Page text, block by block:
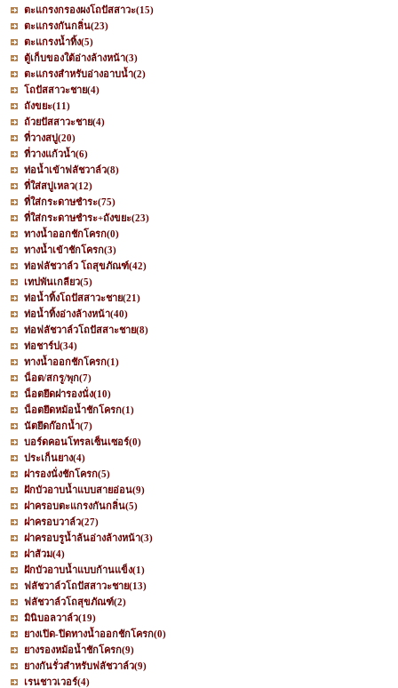
ตะแกรงกรองผงโถปัสสาวะ(15)
ตะแกรงกันกลิ่น(23)
ตะแกรงน้ำทิ้ง(5)
ตู้เก็บของใต้อ่างล้างหน้า(3)
ตะแกรงสำหรับอ่างอาบน้ำ(2)
โถปัสสาวะชาย(4)
ถังขยะ(11)
ถ้วยปัสสาวะชาย(4)
ที่วางสบู่(20)
ที่วางแก้วน้ำ(6)
ท่อน้ำเข้าฟลัชวาล์ว(8)
ที่ใส่สบู่เหลว(12)
ที่ใส่กระดาษชำระ(75)
ที่ใส่กระดาษชำระ+ถังขยะ(23)
ทางน้ำออกชักโครก(0)
ทางน้ำเข้าชักโครก(3)
ท่อฟลัชวาล์ว โถสุขภัณฑ์(42)
เทปพันเกลียว(5)
ท่อน้ำทิ้งโถปัสสาวะชาย(21)
ท่อน้ำทิ้งอ่างล้างหน้า(40)
ท่อฟลัชวาล์วโถปัสสาะชาย(8)
ท่อชาร์ป(34)
ทางน้ำออกชักโครก(1)
น็อต/สกรู/พุก(7)
น็อตยึดฝารองนั่ง(10)
น็อตยึดหม้อน้ำชักโครก(1)
นัตยึดก๊อกน้ำ(7)
บอร์ดคอนโทรลเซ็นเซอร์(0)
ประเก็นยาง(4)
ฝารองนั่งชักโครก(5)
ฝักบัวอาบน้ำแบบสายอ่อน(9)
ฝาครอบตะแกรงกันกลิ่น(5)
ฝาครอบวาล์ว(27)
ฝาครอบรูน้ำล้นอ่างล้างหน้า(3)
ฝาส้วม(4)
ฝักบัวอาบน้ำแบบก้านแข็ง(1)
ฟลัชวาล์วโถปัสสาวะชาย(13)
ฟลัชวาล์วโถสุขภัณฑ์(2)
มินิบอลวาล์ว(19)
ยางเปิด-ปิดทางน้ำออกชักโครก(0)
ยางรองหม้อน้ำชักโครก(9)
ยางกันรั่วสำหรับฟลัชวาล์ว(9)
เรนชาวเวอร์(4)